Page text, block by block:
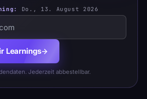
Do., 13. August 2026
Learnings
Jederzeit abbestellbar.